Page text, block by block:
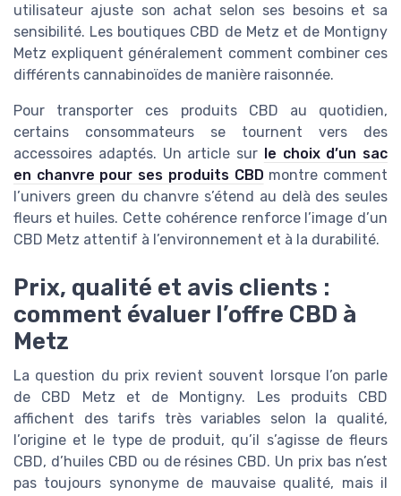
utilisateur ajuste son achat selon ses besoins et sa
sensibilité. Les boutiques CBD de Metz et de Montigny
Metz expliquent généralement comment combiner ces
différents cannabinoïdes de manière raisonnée.
Pour transporter ces produits CBD au quotidien,
certains consommateurs se tournent vers des
accessoires adaptés. Un article sur le choix d’un sac
en chanvre pour ses produits CBD montre comment
l’univers green du chanvre s’étend au delà des seules
fleurs et huiles. Cette cohérence renforce l’image d’un
CBD Metz attentif à l’environnement et à la durabilité.
Prix, qualité et avis clients :
comment évaluer l’offre CBD à
Metz
La question du prix revient souvent lorsque l’on parle
de CBD Metz et de Montigny. Les produits CBD
affichent des tarifs très variables selon la qualité,
l’origine et le type de produit, qu’il s’agisse de fleurs
CBD, d’huiles CBD ou de résines CBD. Un prix bas n’est
pas toujours synonyme de mauvaise qualité, mais il